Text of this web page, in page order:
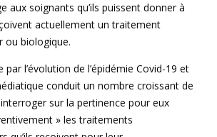
aux soignants qu’ils puissent donner à
actuellement un traitement
ou biologique.
par l’évolution de l’épidémie Covid-19 et
conduit un nombre croissant de
sur la pertinence pour eux
» les traitements